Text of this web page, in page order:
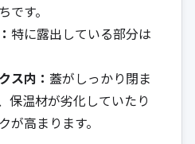
です。
特に露出している部分は
ス内： 蓋がしっかり閉ま
保温材が劣化していたり
が高まります。